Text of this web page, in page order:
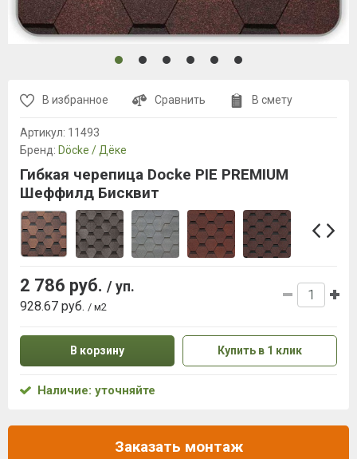
В избранное Сравнить В смету
Артикул: 11493
Бренд: Döcke / Дёке
Гибкая черепица Docke PIE PREMIUM
Шеффилд Бисквит
2 786 руб. / уп.
928.67 руб. / м2
В корзину Купить в 1 клик
Наличие: уточняйте
Заказать монтаж